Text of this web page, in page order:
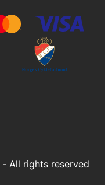
All rights reserved